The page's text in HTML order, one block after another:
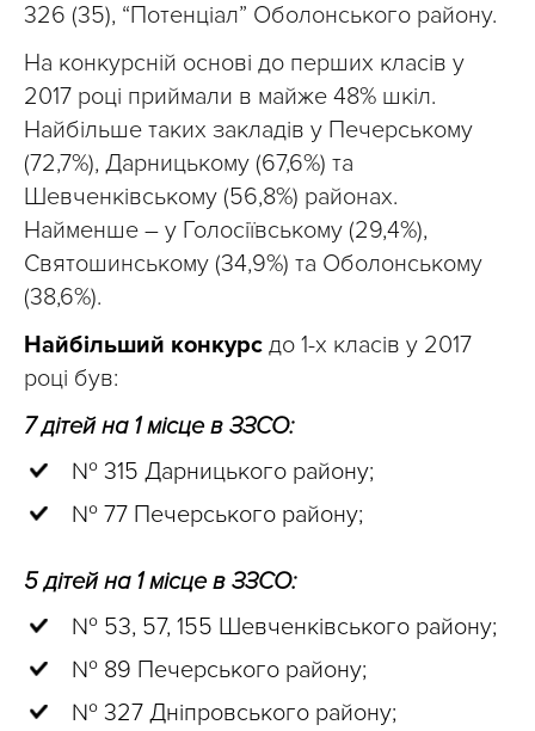
326 (35), “Потенціал” Оболонського району.
На конкурсній основі до перших класів у
2017 році приймали в майже 48% шкіл.
Найбільше таких закладів у Печерському
(72,7%), Дарницькому (67,6%) та
Шевченківському (56,8%) районах.
Найменше – у Голосіївському (29,4%),
Святошинському (34,9%) та Оболонському
(38,6%).
Найбільший конкурс до 1-х класів у 2017
році був:
7 дітей на 1 місце в ЗЗСО:
№ 315 Дарницького району;
№ 77 Печерського району;
5 дітей на 1 місце в ЗЗСО:
№ 53, 57, 155 Шевченківського району;
№ 89 Печерського району;
№ 327 Дніпровського району;